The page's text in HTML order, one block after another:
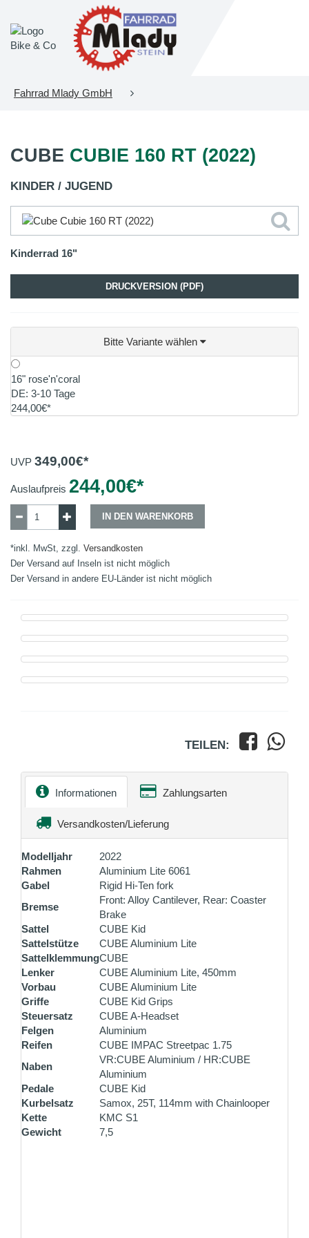
Fahrrad Mlady GmbH
CUBE CUBIE 160 RT (2022)
KINDER / JUGEND
Kinderrad 16"
DRUCKVERSION (PDF)
Bitte Variante wählen
16" rose'n'coral
DE: 3-10 Tage
244,00€*
UVP 349,00€*
Auslaufpreis 244,00€*
IN DEN WARENKORB
*inkl. MwSt, zzgl. Versandkosten
Der Versand auf Inseln ist nicht möglich
Der Versand in andere EU-Länder ist nicht möglich
TEILEN:
Informationen Zahlungsarten
Versandkosten/Lieferung
Modelljahr
2022
Rahmen
Aluminium Lite 6061
Gabel
Rigid Hi-Ten fork
Bremse
Front: Alloy Cantilever, Rear: Coaster
Brake
Sattel
CUBE Kid
Sattelstütze
CUBE Aluminium Lite
SattelklemmungCUBE
Lenker
CUBE Aluminium Lite, 450mm
Vorbau
CUBE Aluminium Lite
Griffe
CUBE Kid Grips
Steuersatz
CUBE A-Headset
Felgen
Aluminium
Reifen
CUBE IMPAC Streetpac 1.75
Naben
VR:CUBE Aluminium / HR:CUBE
Aluminium
Pedale
CUBE Kid
Kurbelsatz
Samox, 25T, 114mm with Chainlooper
Kette
KMC S1
Gewicht
7,5